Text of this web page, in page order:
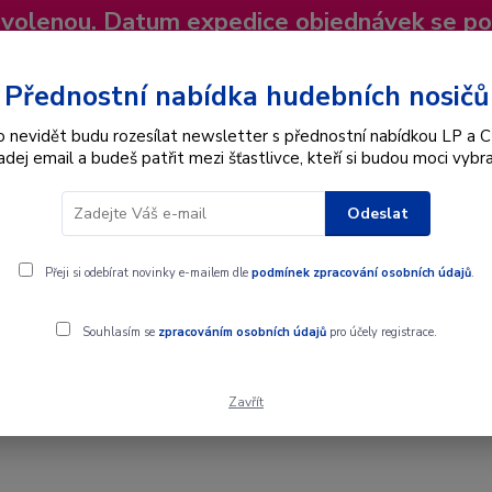
Datum expedice objednávek se
Hledat
Interpret Dárkové poukazy
Orchestra, Ľudovít Rajter - Serenade No.1 In D Major, Op. 11 -
Orchestra, Ľudovít Rajter -
Přednostní nabídka hudebních nosičů
nevidět budu rozesílat newsletter s přednostní nabídkou LP a
email a budeš patřit mezi šťastlivce, kteří si budou moci
Odeslat
Přeji si odebírat novinky e-mailem dle podmínek zpracování osobních údajů.
Souhlasím se zpracováním osobních údajůpro účely registrace.
Zavřít